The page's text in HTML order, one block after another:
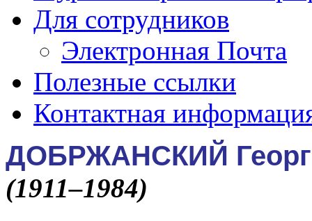
Для сотрудников
Электронная Почта
Полезные ссылки
Контактная
ДОБРЖАНСКИЙ
(1911–1984)